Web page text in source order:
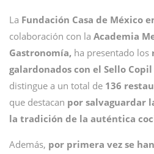
La Fundación Casa de México
colaboración con la Academia
Gastronomía, ha presentado los
galardonados con el Sello Copil
distingue a un total de 136
que destacan por salvaguardar
la tradición de la auténtica
Además, por primera vez se